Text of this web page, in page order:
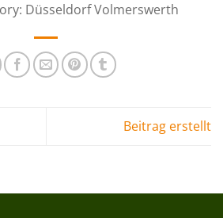
Düsseldorf Volmerswerth
Beitrag erstellt